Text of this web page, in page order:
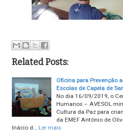
Related Posts:
Oficina para Prevenção
Escolas de Capela de
No dia 16/09/2019, o
Humanos – AVESOL
Cultura da Paz para
da EMEF Antônio de
Inácio d… Ler mais